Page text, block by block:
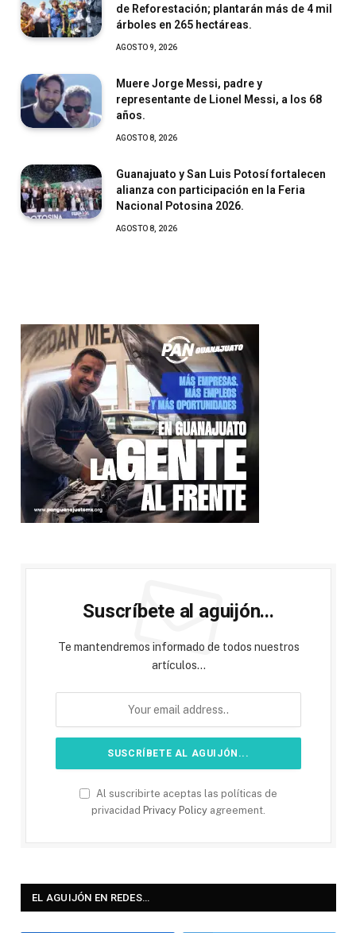
de Reforestación; plantarán más de 4 mil
árboles en 265 hectáreas.
AGOSTO 9, 2026
Muere Jorge Messi, padre y
representante de Lionel Messi, a los 68
años.
AGOSTO 8, 2026
Guanajuato y San Luis Potosí fortalecen
alianza con participación en la Feria
Nacional Potosina 2026.
AGOSTO 8, 2026
Suscríbete al aguijón...
Te mantendremos informado de todos nuestros
artículos...
Al suscribirte aceptas las políticas de
privacidad Privacy Policy agreement.
EL AGUIJÓN EN REDES…